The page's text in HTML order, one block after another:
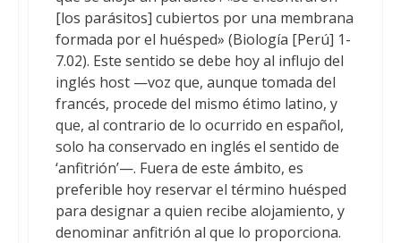
[los parásitos] cubiertos por una membrana
formada por el huésped» (Biología [Perú] 1-
7.02). Este sentido se debe hoy al influjo del
inglés host —voz que, aunque tomada del
francés, procede del mismo étimo latino, y
que, al contrario de lo ocurrido en español,
solo ha conservado en inglés el sentido de
‘anfitrión’—. Fuera de este ámbito, es
preferible hoy reservar el término huésped
para designar a quien recibe alojamiento, y
denominar anfitrión al que lo proporciona.